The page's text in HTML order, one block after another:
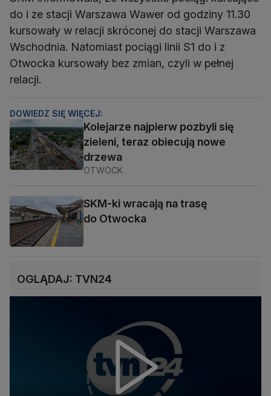
do i ze stacji Warszawa Wawer od godziny 11.30
kursowały w relacji skróconej do stacji Warszawa
Wschodnia. Natomiast pociągi linii S1 do i z
Otwocka kursowały bez zmian, czyli w pełnej
relacji.
DOWIEDZ SIĘ WIĘCEJ:
Kolejarze najpierw pozbyli się
zieleni, teraz obiecują nowe
drzewa
OTWOCK
SKM-ki wracają na trasę
do Otwocka
OGLĄDAJ: TVN24